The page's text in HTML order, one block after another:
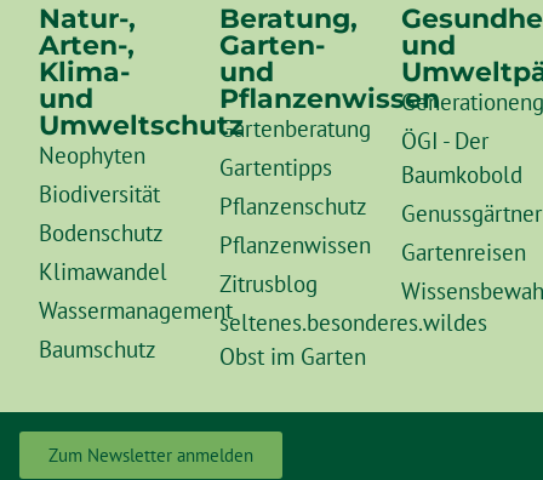
Natur-,
Arten-,
Klima-
und
Umweltschutz
Neophyten
Biodiversität
Bodenschutz
Klimawandel
Wassermanagement
Baumschutz
Beratung,
Garten-
und
Pflanzenwissen
Gartenberatung
Gartentipps
Pflanzenschutz
Pflanzenwissen
Zitrusblog
seltenes.besonderes.wildes
Obst im Garten
und
ÖGI - Der
Baumkobold
Gartenreisen
Zum Newsletter anmelden